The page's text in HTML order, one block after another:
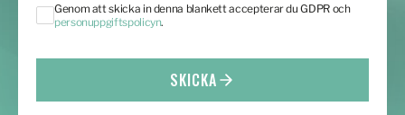
Genom att skicka in denna blankett accepterar du GDPR och
personuppgiftspolicyn.
SKICKA